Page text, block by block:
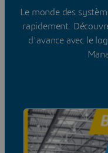
Le monde des
rapidement.
d'avance avec le